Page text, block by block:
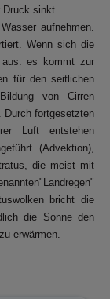
Druck sinkt.
aufnehmen.
Wenn sich die
es kommt zur
für den seitlichen
von Cirren
Durch fortgesetzten
Luft entstehen
(Advektion),
die meist mit
bricht die
die Sonne den
erwärmen.